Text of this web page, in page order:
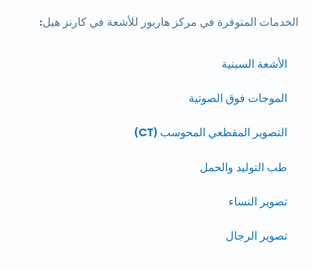
الخدمات المتوفرة في مركز هاربور للأشعة في كارنز هيل:
الأشعة السينية
الموجات فوق الصوتية
التصوير المقطعي المحوسب (CT)
طب التوليد والحمل
تصوير النساء
تصوير الرجال